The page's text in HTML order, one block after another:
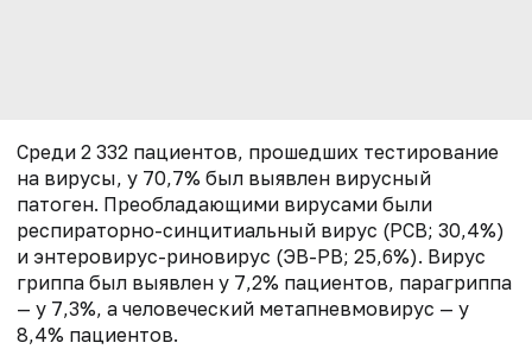
Среди 2 332 пациентов, прошедших тестирование
на вирусы, у 70,7% был выявлен вирусный
патоген. Преобладающими вирусами были
респираторно-синцитиальный вирус (РСВ; 30,4%)
и энтеровирус-риновирус (ЭВ-РВ; 25,6%). Вирус
гриппа был выявлен у 7,2% пациентов, парагриппа
— у 7,3%, а человеческий метапневмовирус — у
8,4% пациентов.